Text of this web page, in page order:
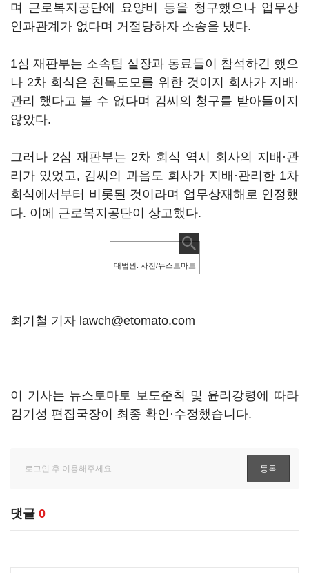
며 근로복지공단에 요양비 등을 청구했으나 업무상
인과관계가 없다며 거절당하자 소송을 냈다.
1심 재판부는 소속팀 실장과 동료들이 참석하긴 했으
나 2차 회식은 친목도모를 위한 것이지 회사가 지배·
관리 했다고 볼 수 없다며 김씨의 청구를 받아들이지
않았다.
그러나 2심 재판부는 2차 회식 역시 회사의 지배·관
리가 있었고, 김씨의 과음도 회사가 지배·관리한 1차
회식에서부터 비롯된 것이라며 업무상재해로 인정했
다. 이에 근로복지공단이 상고했다.
대법원. 사진/뉴스토마토
최기철 기자 lawch@etomato.com
이 기사는 뉴스토마토 보도준칙 및 윤리강령에 따라
김기성 편집국장이 최종 확인·수정했습니다.
댓글 0